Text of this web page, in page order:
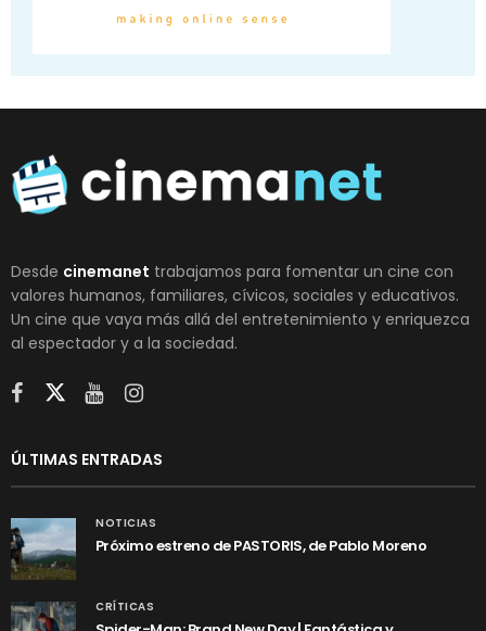
Desde cinemanet trabajamos para fomentar un cine con
valores humanos, familiares, cívicos, sociales y educativos.
Un cine que vaya más allá del entretenimiento y enriquezca
al espectador y a la sociedad.
ÚLTIMAS ENTRADAS
NOTICIAS
Próximo estreno de PASTORIS, de Pablo Moreno
CRÍTICAS